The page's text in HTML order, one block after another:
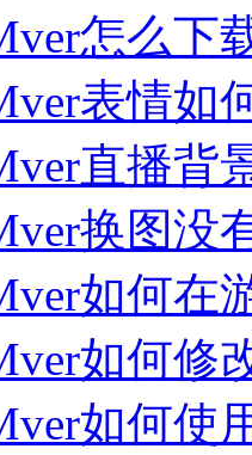
怎么下
表情如
直播背
换图没
如何在
如何修
如何使